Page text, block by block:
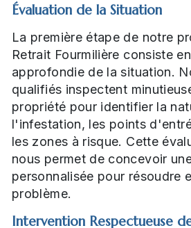
Évaluation de la Situation
La première étape de notre
Retrait Fourmilière consiste
approfondie de la situation.
qualifiés inspectent
propriété pour identifier la
l'infestation, les points
les zones à risque. Cette
nous permet de concevoir
personnalisée pour résoudre
problème.
Intervention Respectueuse